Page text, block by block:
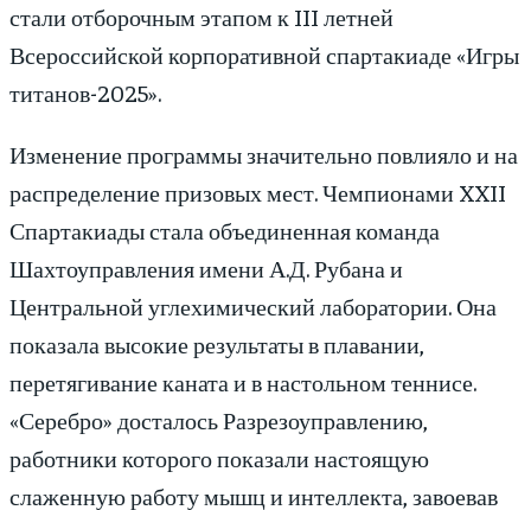
стали отборочным этапом к III летней
Всероссийской корпоративной спартакиаде «Игры
титанов-2025».
Изменение программы значительно повлияло и на
распределение призовых мест. Чемпионами XXII
Спартакиады стала объединенная команда
Шахтоуправления имени А.Д. Рубана и
Центральной углехимический лаборатории. Она
показала высокие результаты в плавании,
перетягивание каната и в настольном теннисе.
«Серебро» досталось Разрезоуправлению,
работники которого показали настоящую
слаженную работу мышц и интеллекта, завоевав